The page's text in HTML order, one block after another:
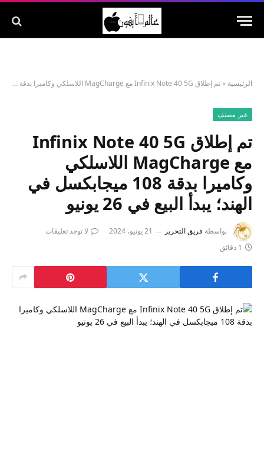
الرئيسية »تم إطلاق Infinix Note 40 5G مع MagCharge اللاسلكي وكاميرا بدقة 108 ميجابكسل في الهند؛ يبدأ البيع في 26 يونيو
غير مصنف
تم إطلاق Infinix Note 40 5G
مع MagCharge اللاسلكي
وكاميرا بدقة 108 ميجابكسل في
الهند؛ يبدأ البيع في 26 يونيو
بواسطة فريق التحرير 21 يونيو، 2024
لا توجد تعليقات
1 دقائق